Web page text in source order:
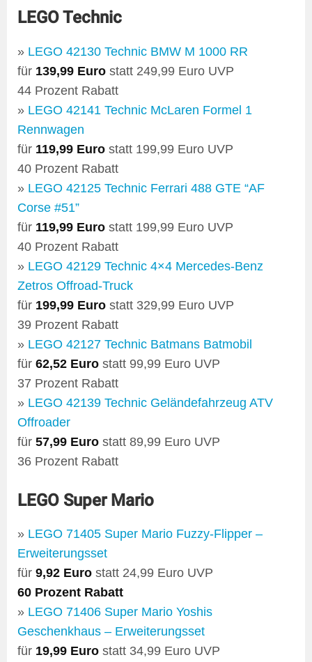
LEGO Technic
» LEGO 42130 Technic BMW M 1000 RR
für 139,99 Euro statt 249,99 Euro UVP
44 Prozent Rabatt
» LEGO 42141 Technic McLaren Formel 1
Rennwagen
für 119,99 Euro statt 199,99 Euro UVP
40 Prozent Rabatt
» LEGO 42125 Technic Ferrari 488 GTE “AF
Corse #51”
für 119,99 Euro statt 199,99 Euro UVP
40 Prozent Rabatt
» LEGO 42129 Technic 4×4 Mercedes-Benz
Zetros Offroad-Truck
für 199,99 Euro statt 329,99 Euro UVP
39 Prozent Rabatt
» LEGO 42127 Technic Batmans Batmobil
für 62,52 Euro statt 99,99 Euro UVP
37 Prozent Rabatt
» LEGO 42139 Technic Geländefahrzeug ATV
Offroader
für 57,99 Euro statt 89,99 Euro UVP
36 Prozent Rabatt
LEGO Super Mario
» LEGO 71405 Super Mario Fuzzy-Flipper –
Erweiterungsset
für 9,92 Euro statt 24,99 Euro UVP
60 Prozent Rabatt
» LEGO 71406 Super Mario Yoshis
Geschenkhaus – Erweiterungsset
für 19,99 Euro statt 34,99 Euro UVP